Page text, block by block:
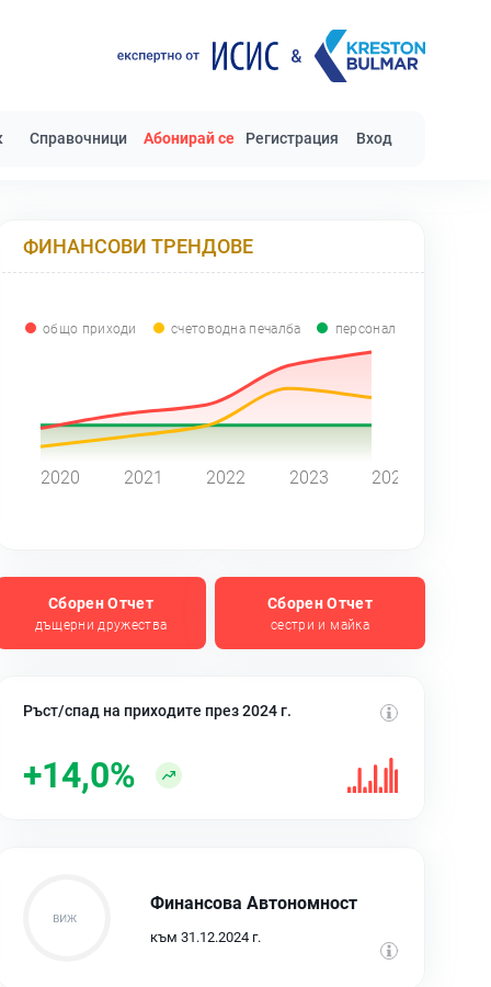
Справочници Абонирай се Регистрация Вход
ФИНАНСОВИ ТРЕНДОВЕ
общо приходи счетоводна печалба персонал
2020 2021 2022 2023 2024
Сборен Отчет
дъщерни дружества
Сборен Отчет
сестри и майка
Ръст/спад на приходите през 2024 г.
+14,0%
Финансова Автономност
към 31.12.2024 г.